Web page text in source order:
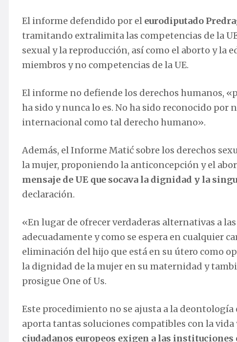
El informe defendido por el eurodiputado
tramitando extralimita las competencias de la
sexual y la reproducción, así como el aborto y la
miembros y no competencias de la UE.
El informe no defiende los derechos humanos,
ha sido y nunca lo es. No ha sido reconocido
internacional como tal derecho humano».
Además, el Informe Matić sobre los derechos
la mujer, proponiendo la anticoncepción y el
mensaje de UE que socava la dignidad y la
declaración.
«En lugar de ofrecer verdaderas alternativas a
adecuadamente y como se espera en cualquier
eliminación del hijo que está en su útero como
la dignidad de la mujer en su maternidad y
prosigue One of Us.
Este procedimiento no se ajusta a la
aporta tantas soluciones compatibles con la
ciudadanos europeos exigen a las